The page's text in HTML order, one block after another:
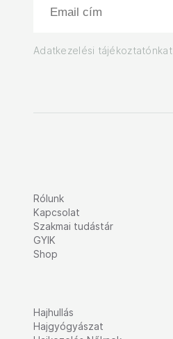
Adatkezelési tájékoztatónkat
Rólunk
Kapcsolat
Szakmai tudástár
GYIK
Shop
Hajhullás
Hajgyógyászat